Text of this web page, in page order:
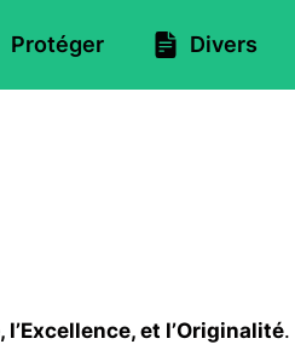
Protéger Divers
l’Excellence, et l’Originalité